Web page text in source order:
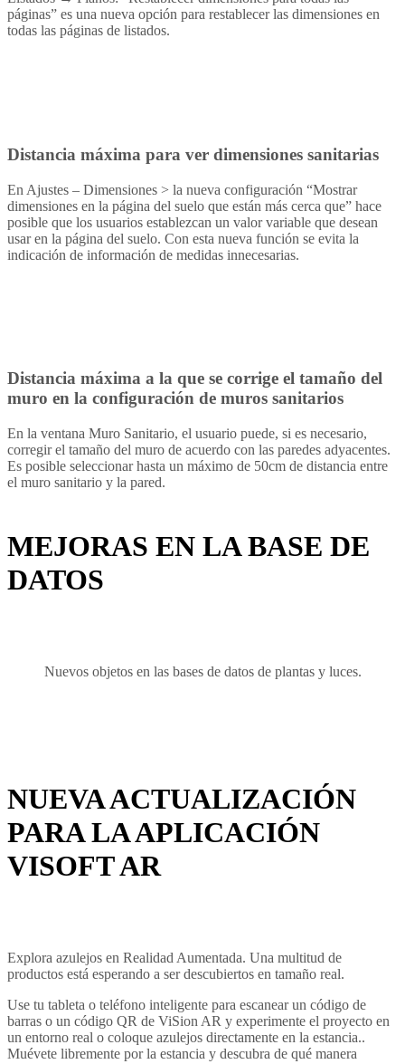
páginas” es una nueva opción para restablecer las dimensiones en
todas las páginas de listados.
Distancia máxima para ver dimensiones sanitarias
En Ajustes – Dimensiones > la nueva configuración “Mostrar
dimensiones en la página del suelo que están más cerca que” hace
posible que los usuarios establezcan un valor variable que desean
usar en la página del suelo. Con esta nueva función se evita la
indicación de información de medidas innecesarias.
Distancia máxima a la que se corrige el tamaño del
muro en la configuración de muros sanitarios
En la ventana Muro Sanitario, el usuario puede, si es necesario,
corregir el tamaño del muro de acuerdo con las paredes adyacentes.
Es posible seleccionar hasta un máximo de 50cm de distancia entre
el muro sanitario y la pared.
MEJORAS EN LA BASE DE
DATOS
Nuevos objetos en las bases de datos de plantas y luces.
NUEVA ACTUALIZACIÓN
PARA LA APLICACIÓN
VISOFT AR
Explora azulejos en Realidad Aumentada. Una multitud de
productos está esperando a ser descubiertos en tamaño real.
Use tu tableta o teléfono inteligente para escanear un código de
barras o un código QR de ViSion AR y experimente el proyecto en
un entorno real o coloque azulejos directamente en la estancia..
Muévete libremente por la estancia y descubra de qué manera